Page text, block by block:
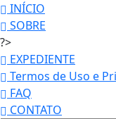
INÍCIO
SOBRE
?>
EXPEDIENTE
Termos de Uso e
FAQ
CONTATO